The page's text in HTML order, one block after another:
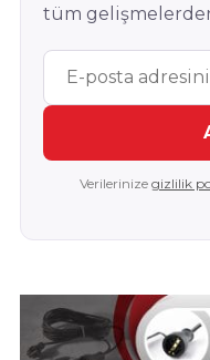
tüm
Verilerinize gizlilik